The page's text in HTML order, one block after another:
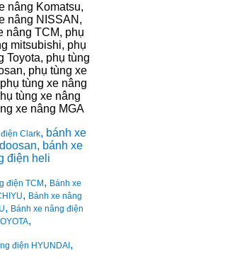
nâng Komatsu,
nâng NISSAN,
nâng TCM, phụ
mitsubishi, phụ
Toyota, phụ tùng
phụ tùng xe
tùng xe nâng
tùng xe nâng
xe nâng MGA
Clark, bánh xe
bánh xe
điện heli
điện TCM , Bánh xe
, Bánh xe nâng
, Bánh xe nâng điện
,
điện HYUNDAI,